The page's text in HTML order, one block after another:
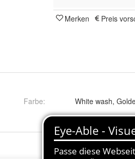
Merken Preis
Farbe: White wash,